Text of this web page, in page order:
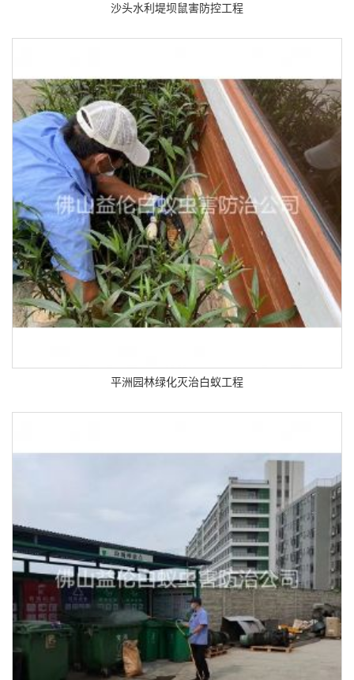
沙头水利堤坝鼠害防控工程
平洲园林绿化灭治白蚁工程